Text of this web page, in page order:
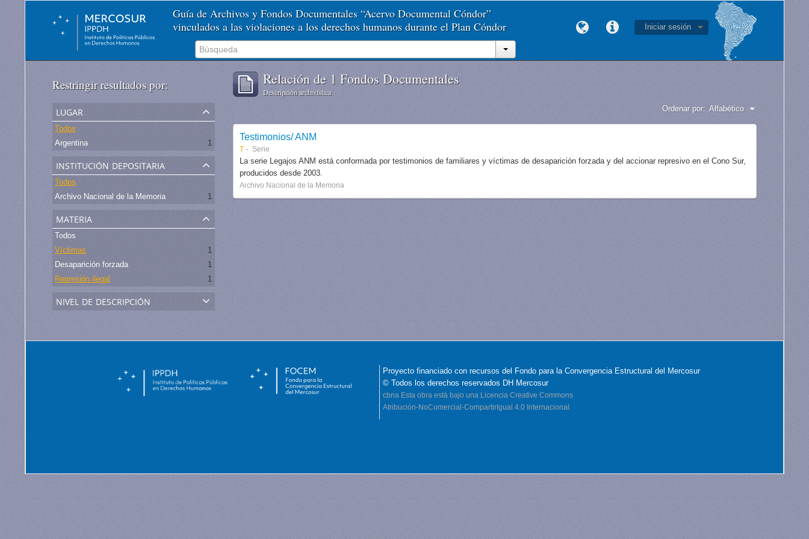
Guía de Archivos y Fondos Documentales “Acervo Documental Cóndor”
vinculados a las violaciones a los derechos humanos durante el Plan Cóndor
Iniciar sesión
Restringir resultados por:
lugar
Todos
Argentina
1
institución depositaria
Todos
Archivo Nacional de la Memoria
1
materia
Todos
Víctimas
1
Desaparición forzada
1
Represión ilegal
1
nivel de descripción
Relación de 1 Fondos Documentales
Descripción archivística
Ordenar por: Alfabético
Testimonios/ ANM
T Serie
La serie Legajos ANM está conformada por testimonios de familiares y víctimas de desaparición forzada y del accionar represivo en el Cono Sur,
producidos desde 2003.
Archivo Nacional de la Memoria
Proyecto financiado con recursos del Fondo para la Convergencia Estructural del Mercosur
© Todos los derechos reservados DH Mercosur
cbna Esta obra está bajo una Licencia Creative Commons
Atribución-NoComercial-CompartirIgual 4.0 Internacional.